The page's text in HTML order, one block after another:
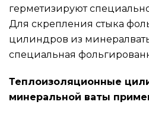
герметизируют
Для скрепления стыка
цилиндров из
специальная
Теплоизоляционные
минеральной ваты